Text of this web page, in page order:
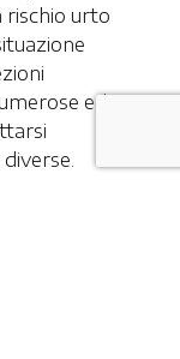
rischio urto
ed